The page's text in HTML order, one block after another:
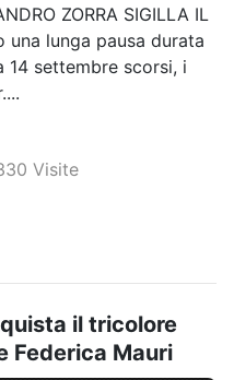
ZORRA SIGILLA IL
una lunga pausa durata
14 settembre scorsi, i
Visite
il tricolore
Federica Mauri